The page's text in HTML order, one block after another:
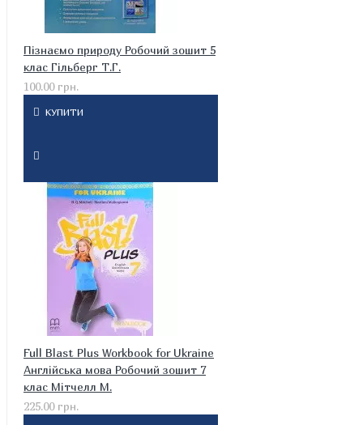
Пізнаємо природу Робочий зошит 5
клас Гільберг Т.Г.
100.00 грн.
КУПИТИ
Full Blast Plus Workbook for Ukraine
Англійська мова Робочий зошит 7
клас Мітчелл М.
225.00 грн.